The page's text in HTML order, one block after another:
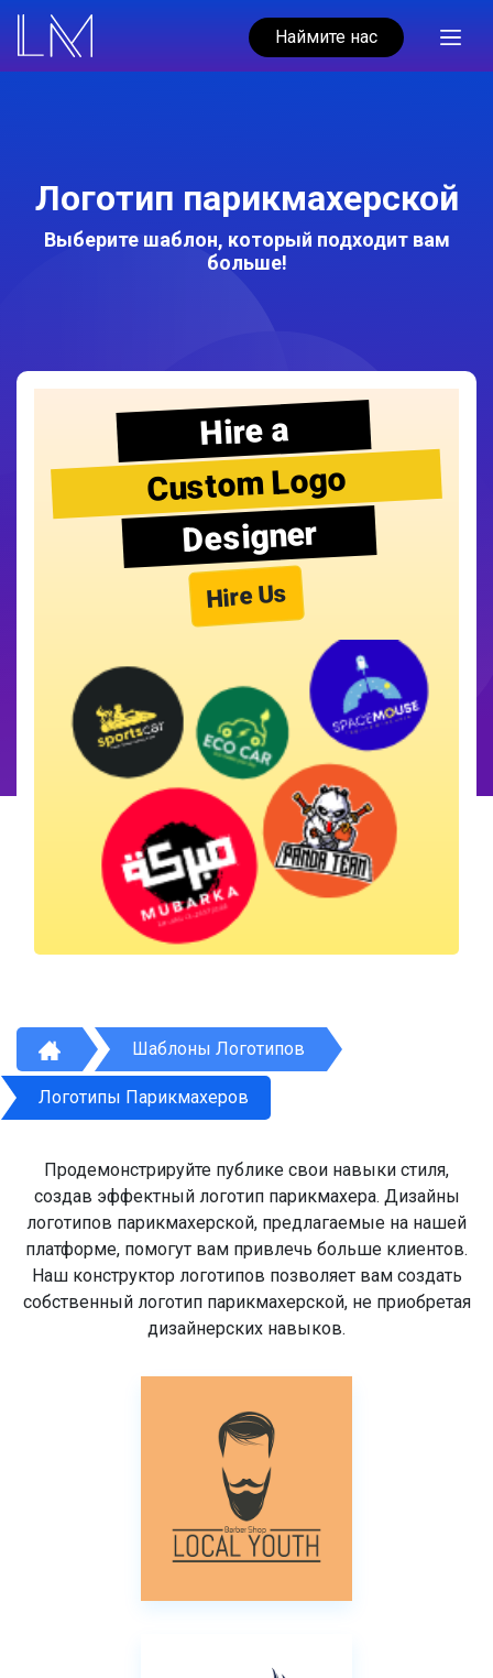
Наймите нас
Логотип парикмахерской
Выберите шаблон, который подходит вам
больше!
Hire a
Custom Logo
Designer
Hire Us
Шаблоны Логотипов
Логотипы Парикмахеров
Продемонстрируйте публике свои навыки стиля,
создав эффектный логотип парикмахера. Дизайны
логотипов парикмахерской, предлагаемые на нашей
платформе, помогут вам привлечь больше клиентов.
Наш конструктор логотипов позволяет вам создать
собственный логотип парикмахерской, не приобретая
дизайнерских навыков.